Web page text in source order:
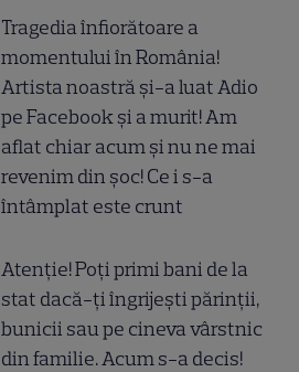
Tragedia înfiorătoare a
momentului în România!
Artista noastră și-a luat Adio
pe Facebook și a murit! Am
aflat chiar acum și nu ne mai
revenim din șoc! Ce i s-a
întâmplat este crunt
Atenție! Poți primi bani de la
stat dacă-ți îngrijești părinții,
bunicii sau pe cineva vârstnic
din familie. Acum s-a decis!